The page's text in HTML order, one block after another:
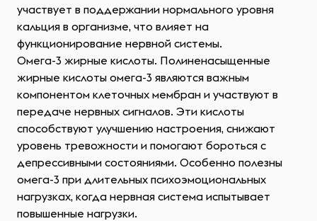
участвует в поддержании нормального уровня
кальция в организме, что влияет на
функционирование нервной системы.
Омега-3 жирные кислоты. Полиненасыщенные
жирные кислоты омега-3 являются важным
компонентом клеточных мембран и участвуют в
передаче нервных сигналов. Эти кислоты
способствуют улучшению настроения, снижают
уровень тревожности и помогают бороться с
депрессивными состояниями. Особенно полезны
омега-3 при длительных психоэмоциональных
нагрузках, когда нервная система испытывает
повышенные нагрузки.